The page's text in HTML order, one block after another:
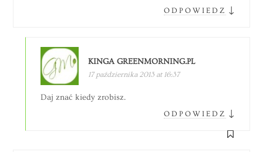
ODPOWIEDZ ↓
KINGA GREENMORNING.PL
17 października 2013 at 16:37
Daj znać kiedy zrobisz.
ODPOWIEDZ ↓